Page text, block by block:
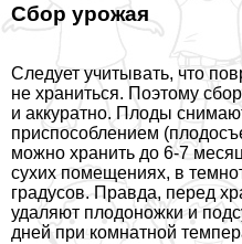
Сбор урожая
Следует учитывать, что
не храниться. Поэтому
и аккуратно. Плоды
приспособлением
можно хранить до 6-7
сухих помещениях, в
градусов. Правда, перед
удаляют плодоножки и
дней при комнатной